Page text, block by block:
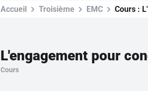
Accueil Troisième EMC Cours :
L'engagement pour
Cours